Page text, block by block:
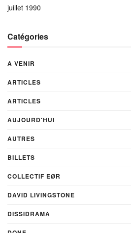
juillet 1990
Catégories
A VENIR
ARTICLES
ARTICLES
AUJOURD'HUI
AUTRES
BILLETS
COLLECTIF EØR
DAVID LIVINGSTONE
DISSIDRAMA